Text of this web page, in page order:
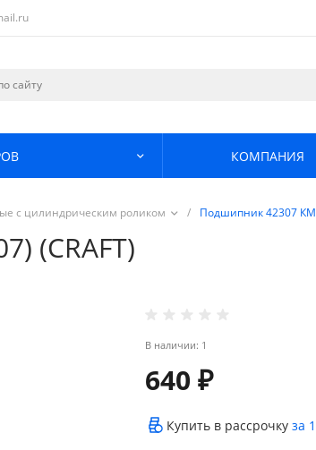
КОМПАНИЯ
с цилиндрическим роликом / Подшипник 42307 КМ
(CRAFT)
В наличии: 1
640 ₽
Купить в рассрочкуза